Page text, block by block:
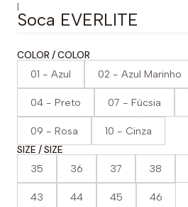
|
Soca EVERLITE
COLOR / COLOR
01 - Azul 02 - Azul Marinho
04 - Preto 07 - Fúcsia
09 - Rosa 10 - Cinza
SIZE / SIZE
35 36 37 38
43 44 45 46